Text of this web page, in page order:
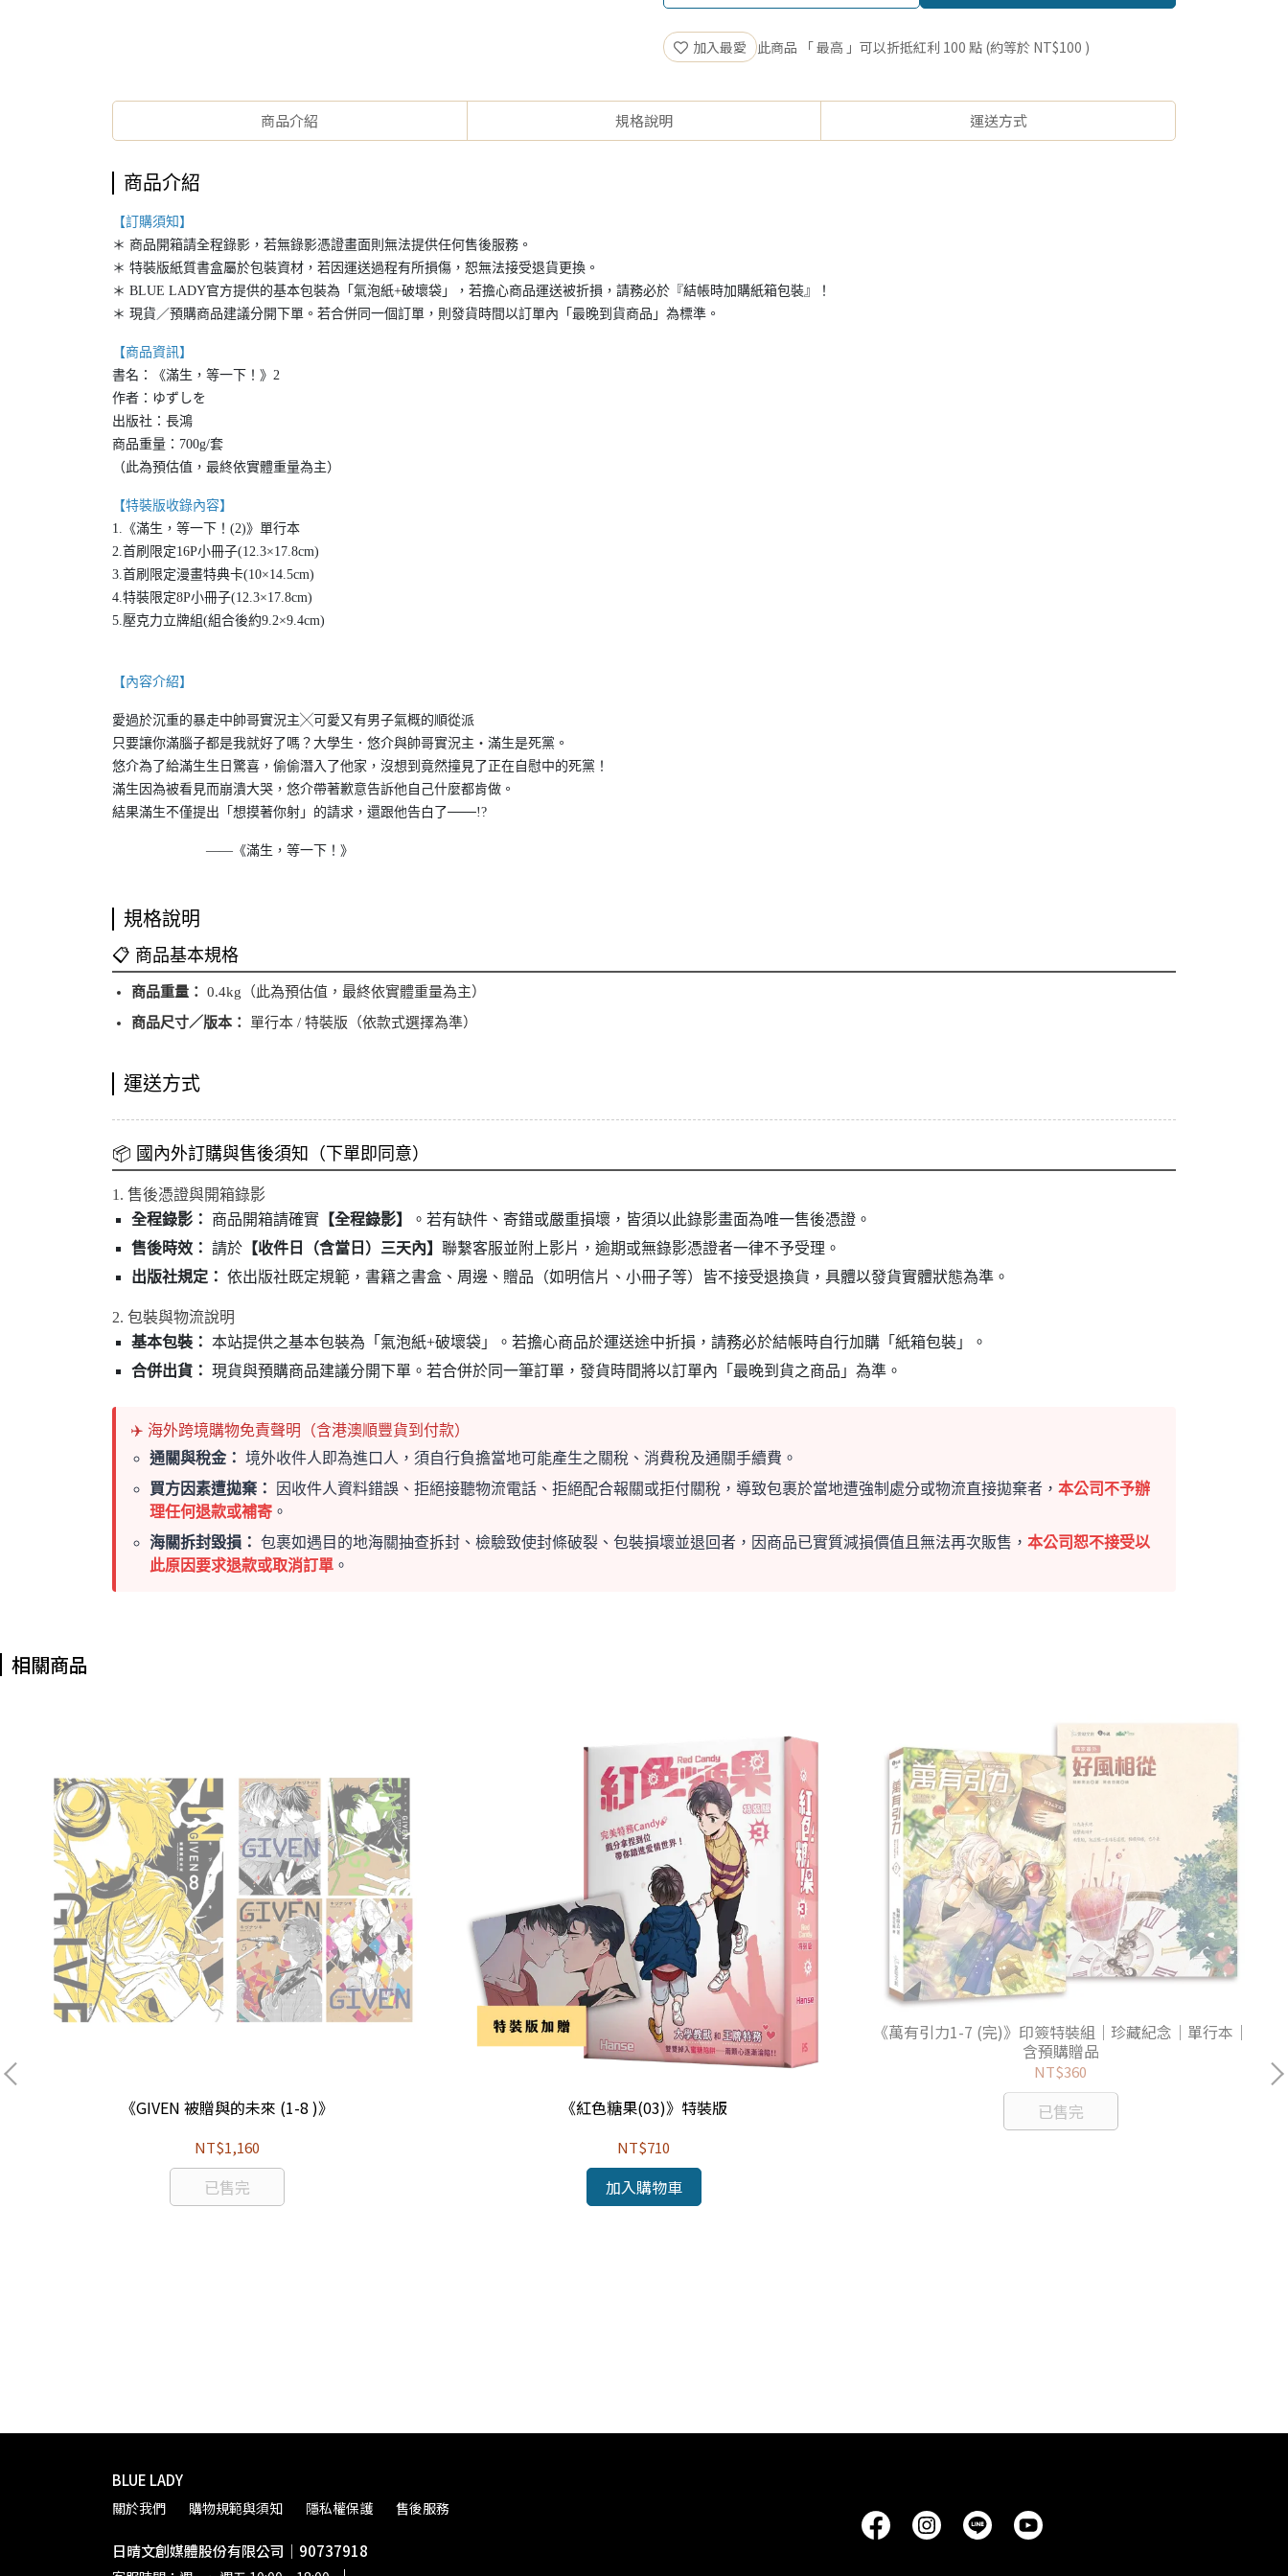
加入最愛 此商品 「 最高 」可以折抵紅利 100 點 (約等於 NT$100 )
商品介紹 規格說明 運送方式
商品介紹
【訂購須知】
＊ 商品開箱請全程錄影，若無錄影憑證畫面則無法提供任何售後服務。
＊ 特裝版紙質書盒屬於包裝資材，若因運送過程有所損傷，恕無法接受退貨更換。
＊ BLUE LADY官方提供的基本包裝為「氣泡紙+破壞袋」，若擔心商品運送被折損，請務必於『結帳時加購紙箱包裝』！
＊ 現貨／預購商品建議分開下單。若合併同一個訂單，則發貨時間以訂單內「最晚到貨商品」為標準。
【商品資訊】
書名：《滿生，等一下！》2
作者：ゆずしを
出版社：長鴻
商品重量：700g/套
（此為預估值，最終依實體重量為主）
【特裝版收錄內容】
1.《滿生，等一下！(2)》單行本
2.首刷限定16P小冊子(12.3×17.8cm)
3.首刷限定漫畫特典卡(10×14.5cm)
4.特裝限定8P小冊子(12.3×17.8cm)
5.壓克力立牌組(組合後約9.2×9.4cm)
【內容介紹】
愛過於沉重的暴走中帥哥實況主╳可愛又有男子氣概的順從派
只要讓你滿腦子都是我就好了嗎？大學生．悠介與帥哥實況主‧滿生是死黨。
悠介為了給滿生生日驚喜，偷偷潛入了他家，沒想到竟然撞見了正在自慰中的死黨！
滿生因為被看見而崩潰大哭，悠介帶著歉意告訴他自己什麼都肯做。
結果滿生不僅提出「想摸著你射」的請求，還跟他告白了───!?
——《滿生，等一下！》
規格說明
📋 商品基本規格
商品重量： 0.4kg（此為預估值，最終依實體重量為主）
商品尺寸／版本：
單行本 / 特裝版（依款式選擇為準）
運送方式
📦 國內外訂購與售後須知（下單即同意）
1. 售後憑證與開箱錄影
全程錄影：
商品開箱請確實 【全程錄影】
。若有缺件、寄錯或嚴重損壞，皆須以此錄影畫面為唯一售後憑證。
售後時效： 請於 【收件日（含當日）三天內】 聯繫客服並附上影片，逾期或無錄影憑證者一律不予受理。
出版社規定： 依出版社既定規範，書籍之書盒、周邊、贈品（如明信片、小冊子等）皆不接受退換貨，具體以發貨實體狀態為準。
2. 包裝與物流說明
基本包裝： 本站提供之基本包裝為「氣泡紙+破壞袋」。若擔心商品於運送途中折損，請務必於結帳時自行加購「紙箱包裝」。
合併出貨： 現貨與預購商品建議分開下單。若合併於同一筆訂單，發貨時間將以訂單內「最晚到貨之商品」為準。
✈️ 海外跨境購物免責聲明（含港澳順豐貨到付款）
通關與稅金： 境外收件人即為進口人，須自行負擔當地可能產生之關稅、消費稅及通關手續費。
買方因素遭拋棄：
因收件人資料錯誤、拒絕接聽物流電話、拒絕配合報關或拒付關稅，導致包裹於當地遭強制處分或物流直接拋棄者， 本公司不予辦
理任何退款或補寄 。
海關拆封毀損： 包裹如遇目的地海關抽查拆封、檢驗致使封條破裂、包裝損壞並退回者，因商品已實質減損價值且無法再次販售， 本公司恕不接受以
此原因要求退款或取消訂單 。
相關商品
《GIVEN 被贈與的未來 (1-8 )》
NT$1,160
已售完
《紅色糖果(03)》特裝版
NT$710
加入購物車
《萬有引力1-7 (完)》印簽特裝組｜珍藏紀念｜單行本｜
含預購贈品
NT$360
已售完
BLUE LADY
關於我們 購物規範與須知 隱私權保護 售後服務
日晴文創媒體股份有限公司｜90737918